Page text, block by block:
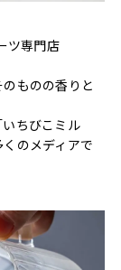
ツ専門店
ものの香りと
ちびこミル
のメディアで